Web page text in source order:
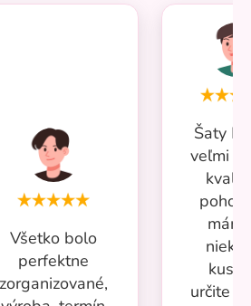
Všetko bolo
perfektne
zorganizované,
Šaty
veľmi
mám
určite